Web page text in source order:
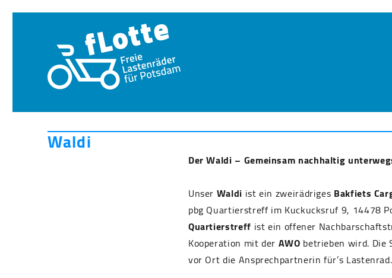
Waldi
Der Waldi – Gemeinsam nachhaltig
Unser Waldi ist ein zweirädriges Bakfiets
pbg Quartierstreff im Kuckucksruf 9, 14478
Quartierstreff ist ein offener
Kooperation mit der AWO betrieben wird. Die
vor Ort die Ansprechpartnerin für’s Lastenrad.